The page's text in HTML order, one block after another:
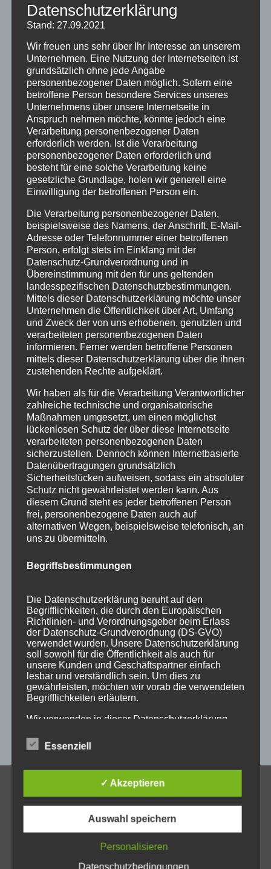
Archiv
April 2023
Januar 2021
Juli 2020
März 2018
Dezember 2017
März 2017
November 2016
August 2016
Juli 2016
Juni 2016
Mai 2016
März 2016
Februar 2016
Januar 2016
November 2015
September 2015
Juli 2015
Juni 2015
Schlagworte
allgäu Allgäuer Festwoche allgäuer holzschilder
angebote aus holz ausstellung bayern echtholz
einzelanfertigungen firmenschilder gelasert
geschenk geschenkartikel
holz holzartikel holzbearbeitung
holzschild holzschilder holzwaren individuell
kempten laser lasergravur lasergravuren messe
messestand post schild schilder schilder aus holz
sulzberg weihnachten weihnachtsgeschenke
weihnachtsmarkt werbeartikel
werbeschilder werbung _horizontal
KONTAKT
Allgäuer Holzschilder
Datenschutzerklärung
Stand: 27.09.2021
Wir freuen uns sehr über Ihr Interesse an unserem
Unternehmen. Eine Nutzung der Internetseiten ist
grundsätzlich ohne jede Angabe
personenbezogener Daten möglich. Sofern eine
betroffene Person besondere Services unseres
Unternehmens über unsere Internetseite in
Anspruch nehmen möchte, könnte jedoch eine
Verarbeitung personenbezogener Daten
erforderlich werden. Ist die Verarbeitung
personenbezogener Daten erforderlich und
besteht für eine solche Verarbeitung keine
gesetzliche Grundlage, holen wir generell eine
Einwilligung der betroffenen Person ein.
Die Verarbeitung personenbezogener Daten,
beispielsweise des Namens, der Anschrift, E-Mail-
Adresse oder Telefonnummer einer betroffenen
Person, erfolgt stets im Einklang mit der
Datenschutz-Grundverordnung und in
Übereinstimmung mit den für uns geltenden
landesspezifischen Datenschutzbestimmungen.
Mittels dieser Datenschutzerklärung möchte unser
Unternehmen die Öffentlichkeit über Art, Umfang
und Zweck der von uns erhobenen, genutzten und
verarbeiteten personenbezogenen Daten
informieren. Ferner werden betroffene Personen
mittels dieser Datenschutzerklärung über die ihnen
zustehenden Rechte aufgeklärt.
Wir haben als für die Verarbeitung Verantwortlicher
zahlreiche technische und organisatorische
Maßnahmen umgesetzt, um einen möglichst
lückenlosen Schutz der über diese Internetseite
verarbeiteten personenbezogenen Daten
sicherzustellen. Dennoch können Internetbasierte
Datenübertragungen grundsätzlich
Sicherheitslücken aufweisen, sodass ein absoluter
Schutz nicht gewährleistet werden kann. Aus
diesem Grund steht es jeder betroffenen Person
frei, personenbezogene Daten auch auf
alternativen Wegen, beispielsweise telefonisch, an
uns zu übermitteln.
Begriffsbestimmungen
Die Datenschutzerklärung beruht auf den
Begrifflichkeiten, die durch den Europäischen
Richtlinien- und Verordnungsgeber beim Erlass
der Datenschutz-Grundverordnung (DS-GVO)
verwendet wurden. Unsere Datenschutzerklärung
soll sowohl für die Öffentlichkeit als auch für
unsere Kunden und Geschäftspartner einfach
lesbar und verständlich sein. Um dies zu
gewährleisten, möchten wir vorab die verwendeten
Begrifflichkeiten erläutern.
Wir verwenden in dieser Datenschutzerklärung
a) personenbezogene Daten
Personenbezogene Daten sind alle Informationen,
die sich auf eine identifizierte oder identifizierbare
natürliche Person (im Folgenden „betroffene
Person") beziehen. Als identifizierbar wird eine
Essenziell
✓ Akzeptieren
Auswahl speichern
Personalisieren
Datenschutzbedingungen